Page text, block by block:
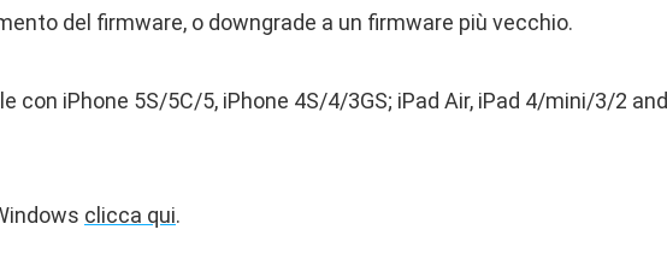
del firmware, o downgrade a un firmware più vecchio.
con iPhone 5S/5C/5, iPhone 4S/4/3GS; iPad Air, iPad 4/mini/3/2 and
clicca qui.